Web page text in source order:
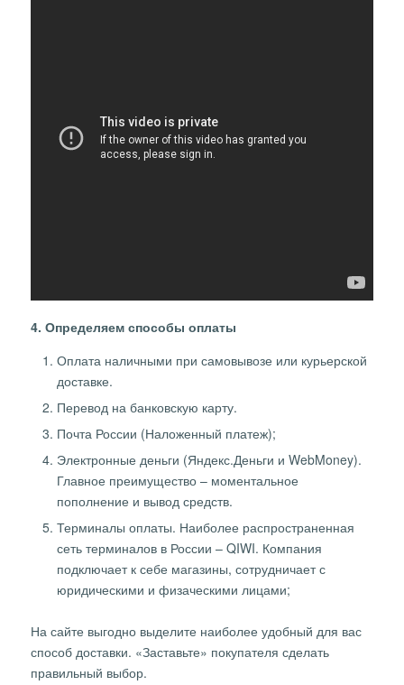
4. Определяем способы оплаты
Оплата наличными при самовывозе или курьерской
доставке.
Перевод на банковскую карту.
Почта России (Наложенный платеж);
Электронные деньги (Яндекс.Деньги и WebMoney).
Главное преимущество – моментальное
пополнение и вывод средств.
Терминалы оплаты. Наиболее распространенная
сеть терминалов в России – QIWI. Компания
подключает к себе магазины, сотрудничает с
юридическими и физаческими лицами;
На сайте выгодно выделите наиболее удобный для вас
способ доставки. «Заставьте» покупателя сделать
правильный выбор.